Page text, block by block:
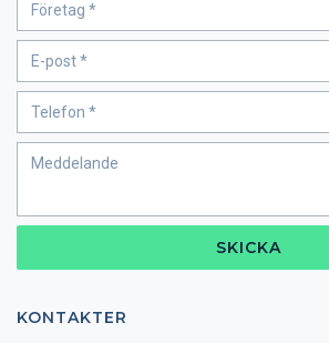
SKICKA
KONTAKTER